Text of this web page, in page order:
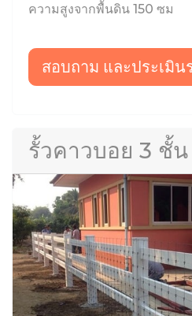
ความสูงจากพื้นดิน 150 ซม
สอบถาม และประเมิน
รั้วคาวบอย 3 ชั้